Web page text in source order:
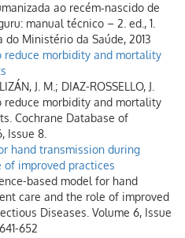
ao recém‑nascido de
manual técnico – 2. ed., 1.
Ministério da Saúde, 2013
reduce morbidity and mortality
J. M.; DIAZ-ROSSELLO, J.
reduce morbidity and mortality
Cochrane Database of
Issue 8.
hand transmission during
improved practices
based model for hand
care and the role of improved
Diseases. Volume 6, Issue
652